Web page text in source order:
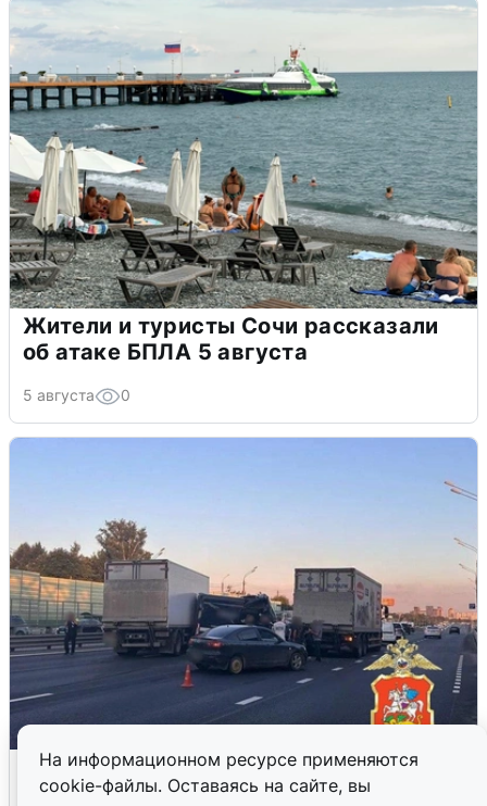
На информационном ресурсе применяются
cookie-файлы. Оставаясь на сайте, вы
Жители и туристы Сочи рассказали
об атаке БПЛА 5 августа
5 августа 0
Пять машин столкнулись на
Дмитровском шоссе в Подмосковье